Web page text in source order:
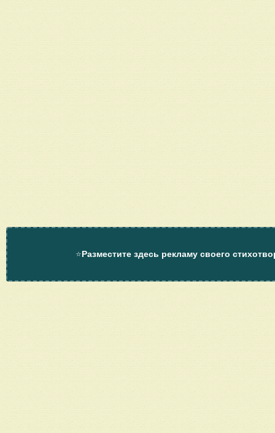
⭐Разместите здесь рекламу своего